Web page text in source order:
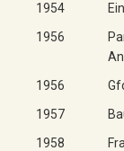
1954
1956
1956
1957
1958